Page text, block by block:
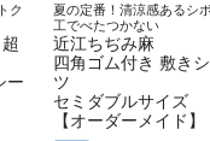
ク
ー
夏の定番！清涼感あるシ
工でべたつかない
近江ちぢみ麻
四角ゴム付き 敷き
ツ
セミダブルサイズ
【オーダーメイド】